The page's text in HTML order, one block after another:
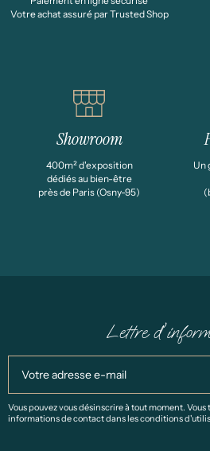
Votre achat assuré par Trusted Shop
Showroom
400m² d'exposition
dédiés au bien-être
près de Paris (Osny-95)
Un
Lettre
Vous pouvez vous désinscrire à tout moment. Vous
informations de contact dans les conditions